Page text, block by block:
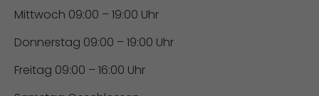
Mittwoch 09:00 – 19:00 Uhr
Donnerstag 09:00 – 19:00 Uhr
Freitag 09:00 – 16:00 Uhr